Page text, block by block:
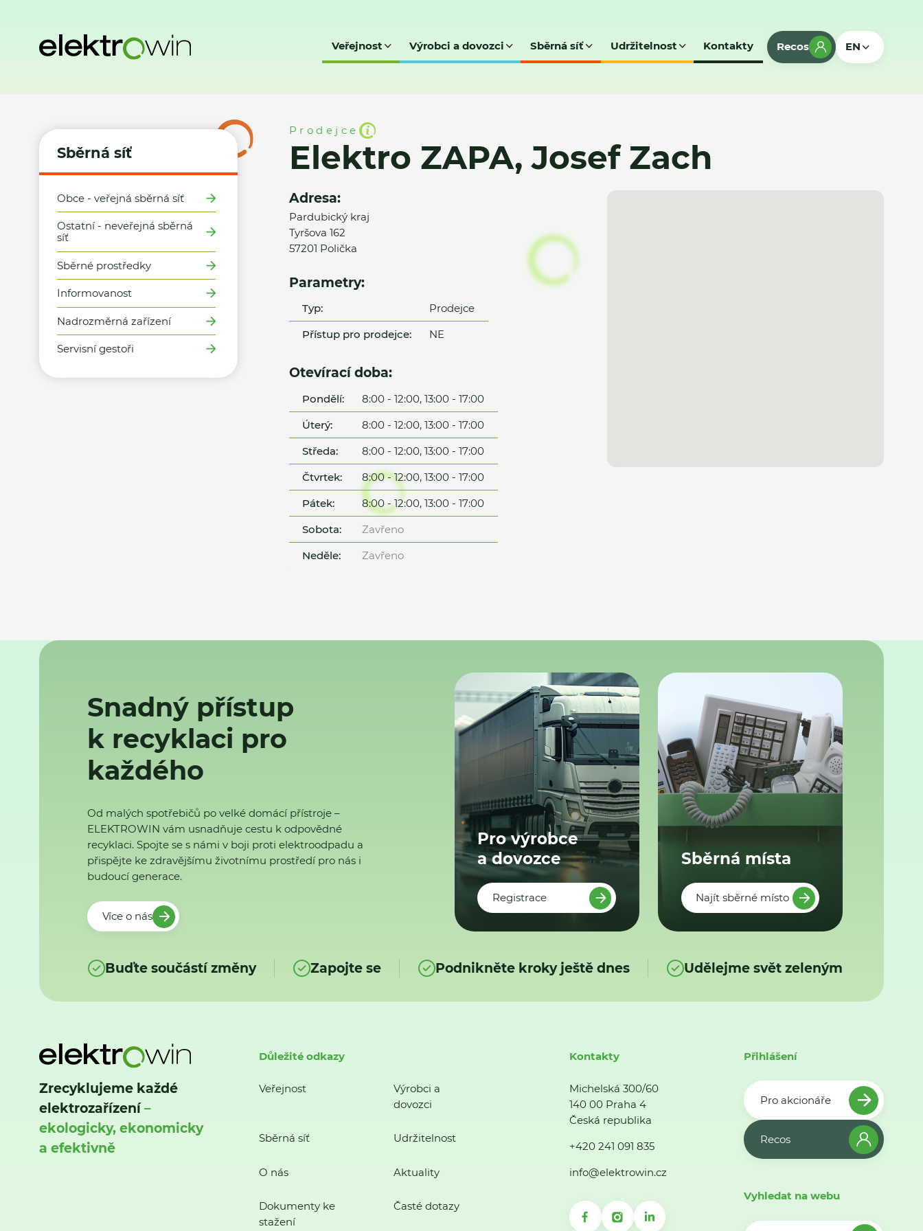
Veřejnost Výrobci a dovozci Sběrná síť Udržitelnost Kontakty Recos EN
Sběrná síť
Obce - veřejná sběrná síť
Ostatní - neveřejná sběrná
síť
Sběrné prostředky
Informovanost
Nadrozměrná zařízení
Servisní gestoři
Prodejce
Elektro ZAPA, Josef Zach
Adresa:
Pardubický kraj
Tyršova 162
57201 Polička
Parametry:
Typ:
Prodejce
Přístup pro prodejce:
NE
Otevírací doba:
Pondělí:
8:00 - 12:00, 13:00 - 17:00
Úterý:
8:00 - 12:00, 13:00 - 17:00
Středa:
8:00 - 12:00, 13:00 - 17:00
Čtvrtek:
8:00 - 12:00, 13:00 - 17:00
Pátek:
8:00 - 12:00, 13:00 - 17:00
Sobota:
Zavřeno
Neděle:
Zavřeno
Snadný přístup
k recyklaci pro
každého
Od malých spotřebičů po velké domácí přístroje –
ELEKTROWIN vám usnadňuje cestu k odpovědné
recyklaci. Spojte se s námi v boji proti elektroodpadu a
přispějte ke zdravějšímu životnímu prostředí pro nás i
budoucí generace.
Více o nás
Pro výrobce
a dovozce
Registrace
Sběrná místa
Najít sběrné místo
Buďte součástí změny Zapojte se Podnikněte kroky ještě dnes Udělejme svět zeleným
Zrecyklujeme každé
elektrozařízení–
ekologicky, ekonomicky
a efektivně
Důležité odkazy
Veřejnost
Výrobci a
dovozci
Sběrná síť Udržitelnost
O nás Aktuality
Dokumenty ke
stažení
Časté dotazy
Kontakty
Michelská 300/60
140 00 Praha 4
Česká republika
+420 241 091 835
info@elektrowin.cz
Přihlášení
Pro akcionáře
Recos
Vyhledat na webu